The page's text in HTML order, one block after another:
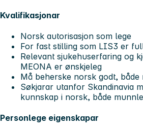
Kvalifikasjonar
Norsk autorisasjon som lege
For fast stilling som LIS3 er
Relevant sjukehuserfaring og
MEONA er ønskjeleg
Må beherske norsk godt,
Søkjarar utanfor Skandinavia
kunnskap i norsk, både
Personlege eigenskapar